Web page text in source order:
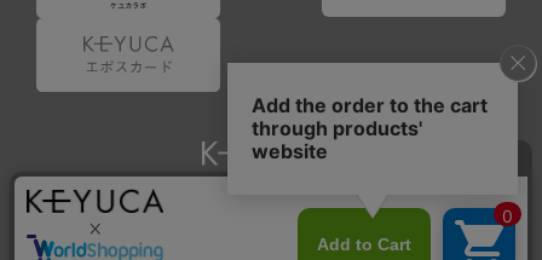
Copyright © KAWAJUN Co., Ltd. All Rights Reserved.